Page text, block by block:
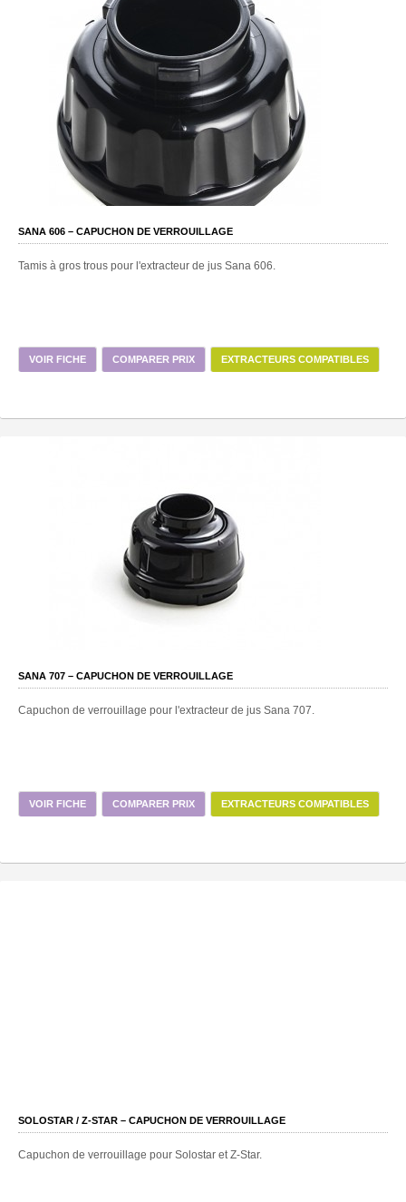
SANA 606 – CAPUCHON DE VERROUILLAGE
Tamis à gros trous pour l'extracteur de jus Sana 606.
VOIR FICHE COMPARER PRIX EXTRACTEURS COMPATIBLES
SANA 707 – CAPUCHON DE VERROUILLAGE
Capuchon de verrouillage pour l'extracteur de jus Sana 707.
VOIR FICHE COMPARER PRIX EXTRACTEURS COMPATIBLES
SOLOSTAR / Z-STAR – CAPUCHON DE VERROUILLAGE
Capuchon de verrouillage pour Solostar et Z-Star.